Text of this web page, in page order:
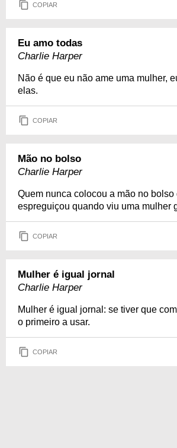
COPIAR
Eu amo todas
Charlie Harper
Não é que eu não ame uma mulher,
elas.
COPIAR
Mão no bolso
Charlie Harper
Quem nunca colocou a mão no bolso
espreguiçou quando viu uma mulher
COPIAR
Mulher é igual jornal
Charlie Harper
Mulher é igual jornal: se tiver que
o primeiro a usar.
COPIAR